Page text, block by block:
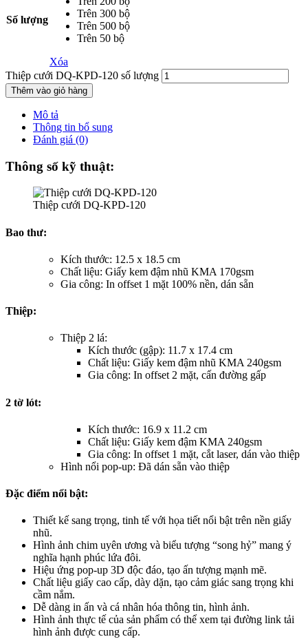
Số lượng
Trên 300 bộ
Trên 500 bộ
Trên 50 bộ
Xóa
Thiệp cưới DQ-KPD-120 số lượng
Thêm vào giỏ hàng
Mô tả
Thông tin bổ sung
Đánh giá (0)
Thông số kỹ thuật:
Thiệp cưới DQ-KPD-120
Bao thư:
Kích thước: 12.5 x 18.5 cm
Chất liệu: Giấy kem đậm nhũ KMA 170gsm
Gia công: In offset 1 mặt 100% nền, dán sẵn
Thiệp:
Thiệp 2 lá:
Kích thước (gập): 11.7 x 17.4 cm
Chất liệu: Giấy kem đậm nhũ KMA 240gsm
Gia công: In offset 2 mặt, cấn đường gấp
2 tờ lót:
Kích thước: 16.9 x 11.2 cm
Chất liệu: Giấy kem đậm KMA 240gsm
Gia công: In offset 1 mặt, cắt laser, dán vào thiệp
Hình nổi pop-up: Đã dán sẵn vào thiệp
Đặc điểm nổi bật:
Thiết kế sang trọng, tinh tế với họa tiết nổi bật trên nền giấy
nhũ.
Hình ảnh chim uyên ương và biểu tượng “song hỷ” mang ý
nghĩa hạnh phúc lứa đôi.
Hiệu ứng pop-up 3D độc đáo, tạo ấn tượng mạnh mẽ.
Chất liệu giấy cao cấp, dày dặn, tạo cảm giác sang trọng khi
cầm nắm.
Dễ dàng in ấn và cá nhân hóa thông tin, hình ảnh.
Hình ảnh thực tế của sản phẩm có thể xem tại đường link tải
hình ảnh được cung cấp.